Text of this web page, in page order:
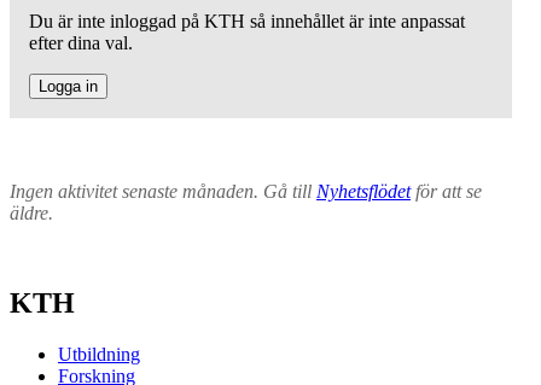
Du är inte inloggad på KTH så innehållet är inte anpassat
efter dina val.
Logga in
Ingen aktivitet senaste månaden. Gå till Nyhetsflödetför att se
äldre.
KTH
Utbildning
Forskning